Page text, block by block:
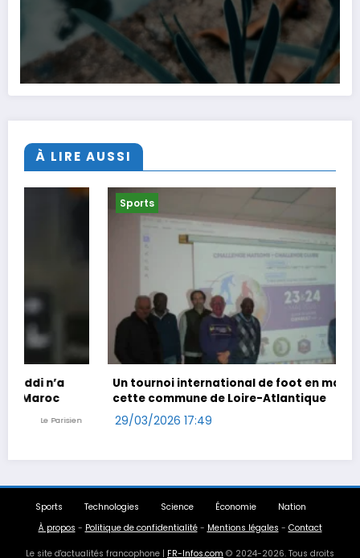
À LIRE AUSSI
Un tournoi international de foot en marchant dans
cette commune de Loire-Atlantique
29/03/2026 17:49
Sports Technologies Science Économie
Nation
À propos - Politique de confidentialité- Mentions légales - Contact
Le site d'actualités francophone | FR-Infos.com © 2024-2026. Tous droits